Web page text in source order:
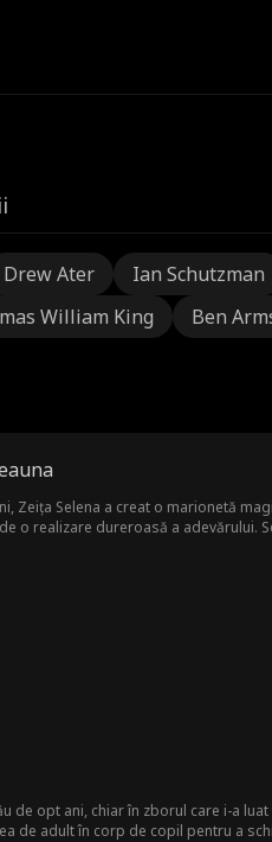
Drew Ater Ian Schutzman
William King Ben
Zeița Selena a creat o marionetă
o realizare dureroasă a adevărului.
de opt ani, chiar în zborul care i-a
de adult în corp de copil pentru a